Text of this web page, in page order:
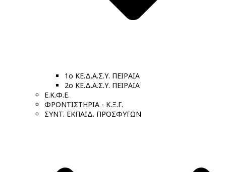
1ο ΚΕ.Δ.Α.Σ.Υ. ΠΕΙΡΑΙΑ
2ο ΚΕ.Δ.Α.Σ.Υ. ΠΕΙΡΑΙΑ
Ε.Κ.Φ.Ε.
ΦΡΟΝΤΙΣΤΗΡΙΑ - Κ.Ξ.Γ.
ΣΥΝΤ. ΕΚΠΑΙΔ. ΠΡΟΣΦΥΓΩΝ